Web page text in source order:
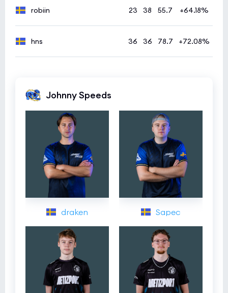
robiin 23 38 55.7 +64.18%
hns 36 36 78.7 +72.08%
Johnny Speeds
draken Sapec